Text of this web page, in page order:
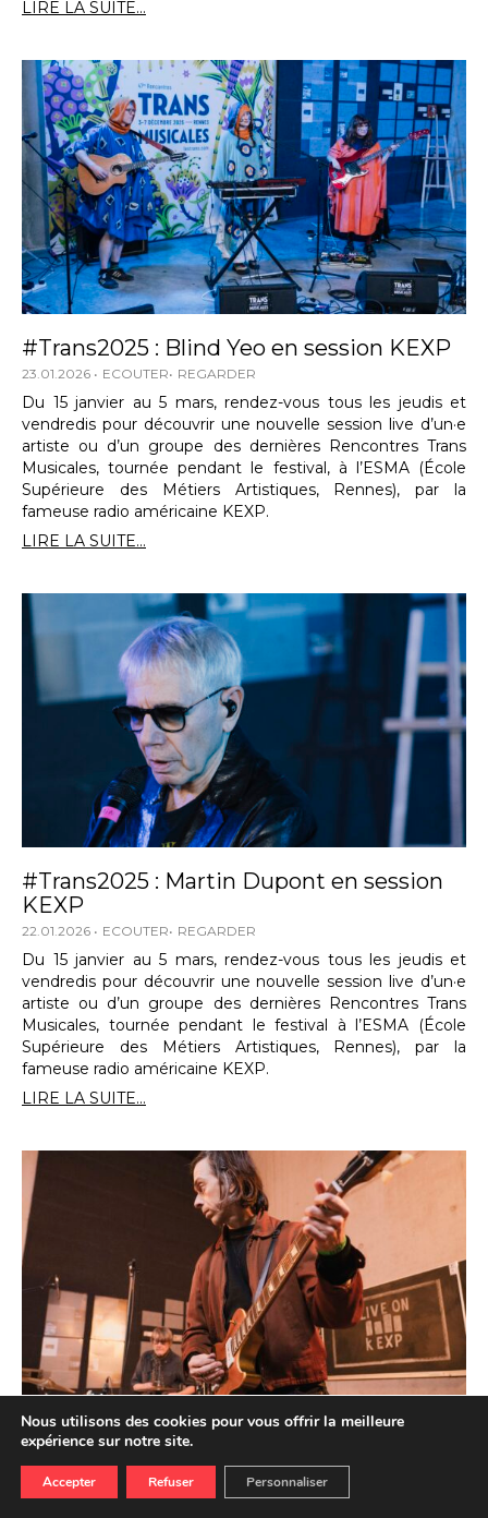
LIRE LA SUITE...
#Trans2025 : Blind Yeo en session KEXP
23.01.2026 ECOUTER REGARDER
Du 15 janvier au 5 mars, rendez-vous tous les jeudis et
vendredis pour découvrir une nouvelle session live d’un·e
artiste ou d’un groupe des dernières Rencontres Trans
Musicales, tournée pendant le festival, à l’ESMA (École
Supérieure des Métiers Artistiques, Rennes), par la
fameuse radio américaine KEXP.
LIRE LA SUITE...
#Trans2025 : Martin Dupont en session
KEXP
22.01.2026 ECOUTER REGARDER
Du 15 janvier au 5 mars, rendez-vous tous les jeudis et
vendredis pour découvrir une nouvelle session live d’un·e
artiste ou d’un groupe des dernières Rencontres Trans
Musicales, tournée pendant le festival à l’ESMA (École
Supérieure des Métiers Artistiques, Rennes), par la
fameuse radio américaine KEXP.
LIRE LA SUITE...
#Trans2025 : Little Barrie & Malcolm
Catto en session KEXP
16.01.2026 ECOUTER REGARDER
Nous utilisons des cookies pour vous offrir la meilleure
expérience sur notre site.
Accepter Refuser Personnaliser